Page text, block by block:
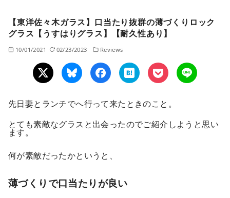
【東洋佐々木ガラス】口当たり抜群の薄づくりロック
グラス【うすはりグラス】【耐久性あり】
10/01/2021 02/23/2023 Reviews
先日妻とランチでへ行って来たときのこと。
とても素敵なグラスと出会ったのでご紹介しようと思い
ます。
何が素敵だったかというと、
薄づくりで口当たりが良い